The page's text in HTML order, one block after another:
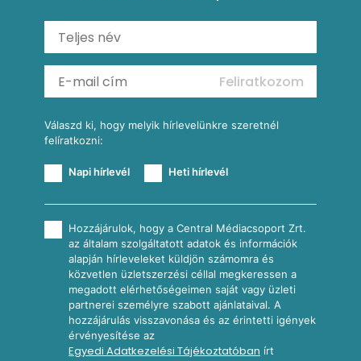
Ratatouille
Almás-kéksajtos kukoricasaláta
Köretek
Reggeli receptek
Feliratkozom
Válaszd ki, hogy melyik hírlevelünkre szeretnél
felíratkozni:
Napi hírlevél Heti hírlevél
Hozzájárulok, hogy a Central Médiacsoport Zrt.
az általam szolgáltatott adatok és információk
alapján hírleveleket küldjön számomra és
közvetlen üzletszerzési céllal megkeressen a
megadott elérhetőségeimen saját vagy üzleti
partnerei személyre szabott ajánlataival. A
hozzájárulás visszavonása és az érintetti igények
érvényesítése az
Egyedi Adatkezelési Tájékoztatóban írt